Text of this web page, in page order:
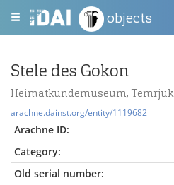
objects
Stele des Gokon
Heimatkundemuseum, Temrjuk
arachne.dainst.org/entity/1119682
Arachne ID:
Category:
Old serial number: